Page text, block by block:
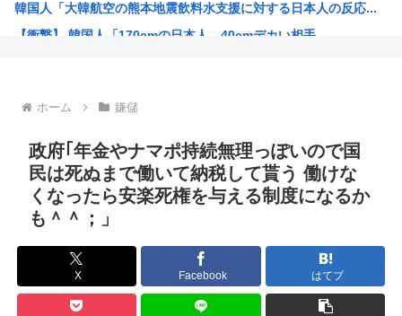
【速報】北海道江別大学生殺人事件、主犯格の川口被告(19...
韓国人「大韓航空の熊本地震飲料水支援に対する日本人の反応...
【衝撃】 韓国人「170cmの日本人、40cmデカい相手...
米農家「60kg作って1万8000円…コストは2万以上…...
井口裕香さん、「ケツ鍛えるより演技力鍛えろよ」とアニメフ...
氷河期世代『ルッキズムが一番酷かったのは00年代、こうい...
海外「日本なんて行くんじゃなかった…」 日本を知ってしま...
ちいかわ映画見てきたんやがバッドエンドすぎん？
熊本県民「俺たち逆らわねえだぁ！自民党様に従いますだぁ！...
お絵描きAIくん、読む本が決まらない、可愛い女の子も作れ...
お前らお盆の準備をしたか？国父安倍晋三が天国から帰ってく...
ホーム 嫌儲
政府｢年金やナマポ持続無理っぽいので国
民は死ぬまで働いて納税して貰う 働けな
くなったら安楽死権を与える制度になるか
も＾＾；」
X Facebook はてブ